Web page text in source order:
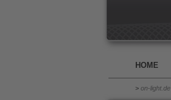
HOME
> on-light.de